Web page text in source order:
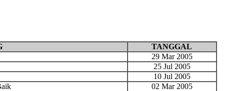
TANGGAL
29 Mar 2005
25 Jul 2005
10 Jul 2005
02 Mar 2005